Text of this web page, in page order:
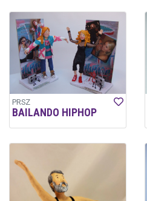
PRSZ
BAILANDO HIPHOP